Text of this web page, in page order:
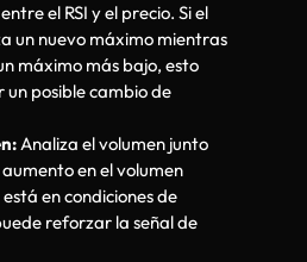
el RSI y el precio. Si el
un nuevo máximo mientras
máximo más bajo, esto
un posible cambio de
Analiza el volumen junto
aumento en el volumen
está en condiciones de
reforzar la señal de